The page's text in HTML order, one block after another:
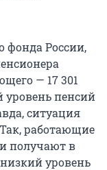
фонда России,
— 17 301
уровень пенсий
ситуация
работающие
получают в
уровень